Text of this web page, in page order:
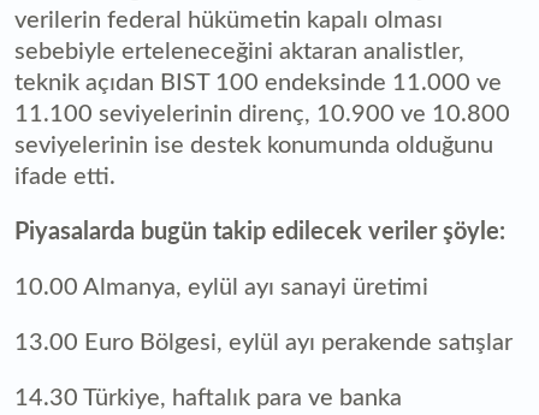
verilerin federal hükümetin kapalı olması
sebebiyle erteleneceğini aktaran analistler,
teknik açıdan BIST 100 endeksinde 11.000 ve
11.100 seviyelerinin direnç, 10.900 ve 10.800
seviyelerinin ise destek konumunda olduğunu
ifade etti.
Piyasalarda bugün takip edilecek veriler şöyle:
10.00 Almanya, eylül ayı sanayi üretimi
13.00 Euro Bölgesi, eylül ayı perakende satışlar
14.30 Türkiye, haftalık para ve banka